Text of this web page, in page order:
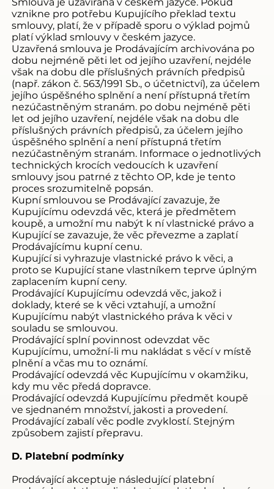
Smlouva je uzavírána v českém jazyce. Pokud
vznikne pro potřebu Kupujícího překlad textu
smlouvy, platí, že v případě sporu o výklad pojmů
platí výklad smlouvy v českém jazyce.
Uzavřená smlouva je Prodávajícím archivována po
dobu nejméně pěti let od jejího uzavření, nejdéle
však na dobu dle příslušných právních předpisů
(např. zákon č. 563/1991 Sb., o účetnictví), za účelem
jejího úspěšného splnění a není přístupná třetím
nezúčastněným stranám. po dobu nejméně pěti
let od jejího uzavření, nejdéle však na dobu dle
příslušných právních předpisů, za účelem jejího
úspěšného splnění a není přístupná třetím
nezúčastněným stranám. Informace o jednotlivých
technických krocích vedoucích k uzavření
smlouvy jsou patrné z těchto OP, kde je tento
proces srozumitelně popsán.
Kupní smlouvou se Prodávající zavazuje, že
Kupujícímu odevzdá věc, která je předmětem
koupě, a umožní mu nabýt k ní vlastnické právo a
Kupující se zavazuje, že věc převezme a zaplatí
Prodávajícímu kupní cenu.
Kupující si vyhrazuje vlastnické právo k věci, a
proto se Kupující stane vlastníkem teprve úplným
zaplacením kupní ceny.
Prodávající Kupujícímu odevzdá věc, jakož i
doklady, které se k věci vztahují, a umožní
Kupujícímu nabýt vlastnického práva k věci v
souladu se smlouvou.
Prodávající splní povinnost odevzdat věc
Kupujícímu, umožní-li mu nakládat s věcí v místě
plnění a včas mu to oznámí.
Prodávající odevzdá věc Kupujícímu v okamžiku,
kdy mu věc předá dopravce.
Prodávající odevzdá Kupujícímu předmět koupě
ve sjednaném množství, jakosti a provedení.
Prodávající zabalí věc podle zvyklostí. Stejným
způsobem zajistí přepravu.
D. Platební podmínky
Prodávající akceptuje následující platební